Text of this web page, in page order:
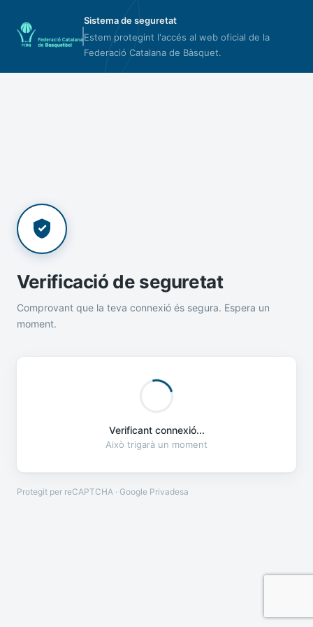
Sistema de seguretat
Estem protegint l'accés al web oficial de la
Federació Catalana de Bàsquet.
Verificació de seguretat
Comprovant que la teva connexió és segura. Espera un
moment.
Verificant connexió...
Això trigarà un moment
Protegit per reCAPTCHA · Google Privadesa